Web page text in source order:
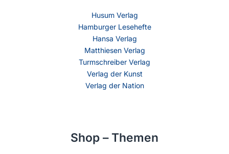
Husum Verlag
Hamburger Lesehefte
Hansa Verlag
Matthiesen Verlag
Turmschreiber Verlag
Verlag der Kunst
Verlag der Nation
Shop – Themen